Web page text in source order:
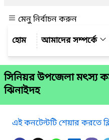
মেনু নির্বাচন করুন
আমাদের সম্পর্কে
সিনিয়র উপজেলা মৎস্য
ঝিনাইদহ
এই কনটেন্টটি শেয়ার করতে